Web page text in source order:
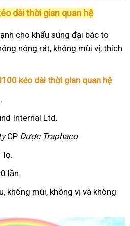
dài thời gian quan hệ
cho khẩu súng đại bác to
nóng rát, không mùi vị, thích
kéo dài thời gian quan hệ
Internal Ltd.
CP Dược Traphaco
lọ.
lần.
không mùi, không vị và không